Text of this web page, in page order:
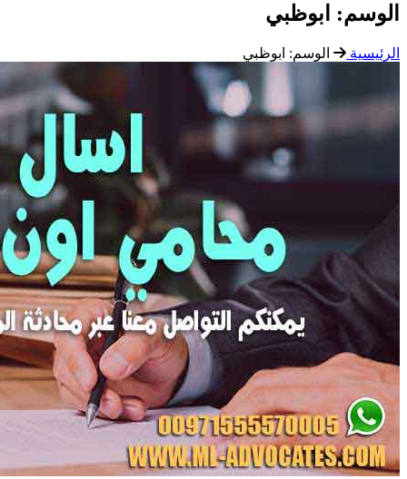
الوسم: ابوظبي
الرئيسية الوسم: ابوظبي